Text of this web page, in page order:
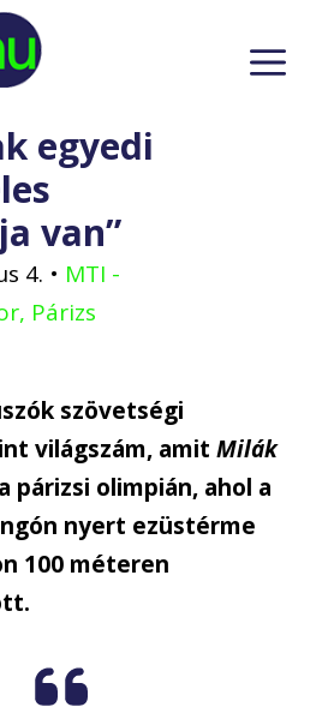
egyedi
van”
4. • MTI -
Párizs
szövetségi
világszám, amit Milák
párizsi olimpián, ahol a
nyert ezüstérme
100 méteren